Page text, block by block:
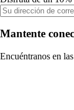
Mantente
Encuéntranos en